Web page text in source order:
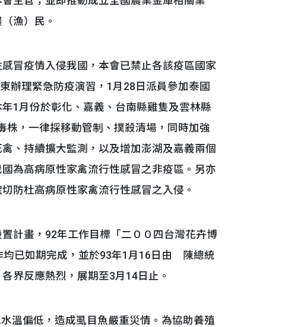
漁）民。
冒疫情入侵我國，本會已禁止各該疫區國家
辦理緊急防疫演習，1月28日派員參加泰國
1月份於彰化、嘉義、台南縣雞隻及雲林縣
株，一律採移動管制、撲殺清場，同時加強
、持續擴大監測，以及增加澎湖及嘉義兩個
為高病原性家禽流行性感冒之非疫區。另亦
防杜高病原性家禽流行性感冒之入侵。
計畫，92年工作目標「二００四台灣花卉博
均已如期完成，並於93年1月16日由 陳總統
界反應熱烈，展期至3月14日止。
溫偏低，造成虱目魚嚴重災情。為協助養殖